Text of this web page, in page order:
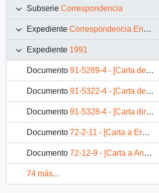
Subserie Correspondencia
Expediente Correspondencia Enviada
Expediente 1991
Documento 91-5289-4 - [Carta de respuesta a Felipe González Presidente del Gobierno de España por mensaje de condolencias]
Documento 91-5322-4 - [Carta de respuesta a Luis Alberto Lacalle Presidente República Oriental del Uruguay por mensaje de condolencias]
Documento 91-5328-4 - [Carta dirigida a Carl Gershman Presidente de National Endowment for Democracy]
Documento 72-2-11 - [Carta a Erwin Teufel]
Documento 72-12-9 - [Carta a Angelo Bernassola]
74 más...